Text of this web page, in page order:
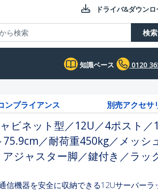
ドライバ&ダウンロ
検索
知識ベース 0120
ンプライアンス 別売アクセサ
ビネット型／12U／4ポスト／
／耐荷重450kg／メッシ
ジャスター脚／鍵付き／ラッ
信機器を安全に収納できる12Uサーバーラ